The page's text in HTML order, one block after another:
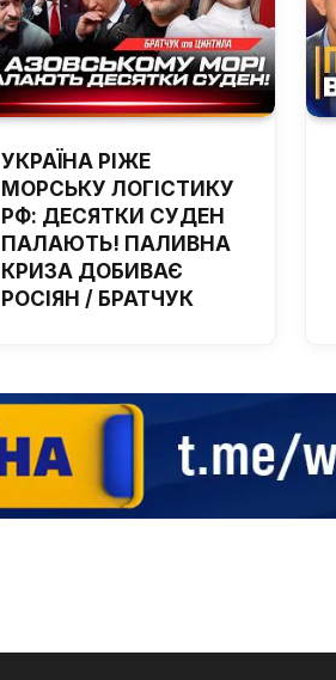
УКРАЇНА РІЖЕ
МОРСЬКУ ЛОГІСТИКУ
РФ: ДЕСЯТКИ СУДЕН
ПАЛАЮТЬ! ПАЛИВНА
КРИЗА ДОБИВАЄ
РОСІЯН / БРАТЧУК